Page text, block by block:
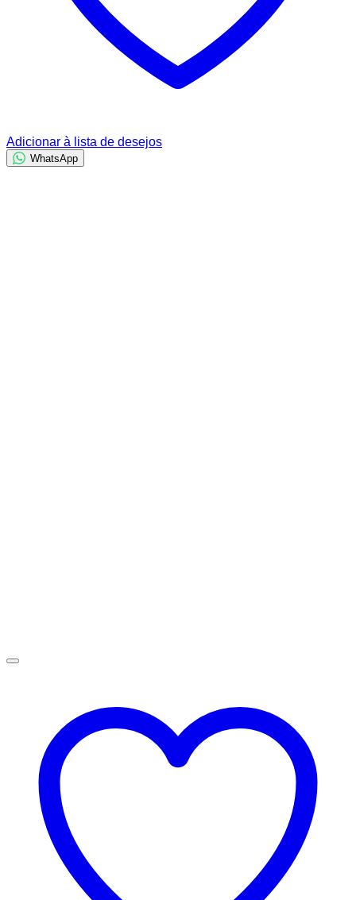
Adicionar à lista de desejos
WhatsApp